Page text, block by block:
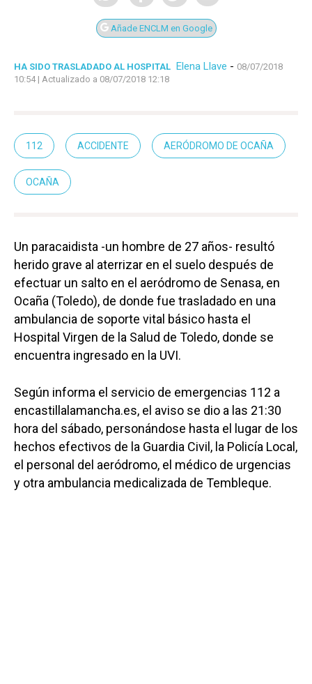
Añade ENCLM en Google
HA SIDO TRASLADADO AL HOSPITAL Elena Llave - 08/07/2018
10:54| Actualizado a 08/07/2018 12:18
112 ACCIDENTE AERÓDROMO DE OCAÑA
OCAÑA
Un paracaidista -un hombre de 27 años- resultó
herido grave al aterrizar en el suelo después de
efectuar un salto en el aeródromo de Senasa, en
Ocaña (Toledo), de donde fue trasladado en una
ambulancia de soporte vital básico hasta el
Hospital Virgen de la Salud de Toledo, donde se
encuentra ingresado en la UVI.
Según informa el servicio de emergencias 112 a
encastillalamancha.es, el aviso se dio a las 21:30
hora del sábado, personándose hasta el lugar de los
hechos efectivos de la Guardia Civil, la Policía Local,
el personal del aeródromo, el médico de urgencias
y otra ambulancia medicalizada de Tembleque.